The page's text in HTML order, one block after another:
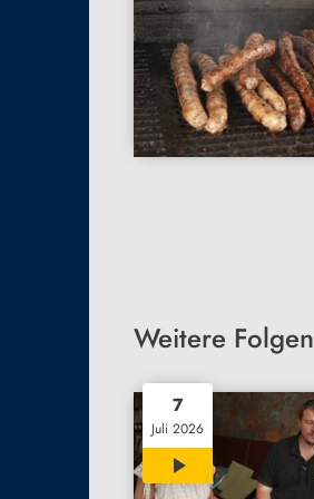
Weitere Folgen
7
Juli 2026